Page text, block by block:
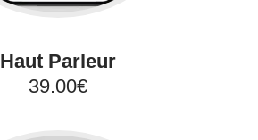
Haut Parleur
39.00€